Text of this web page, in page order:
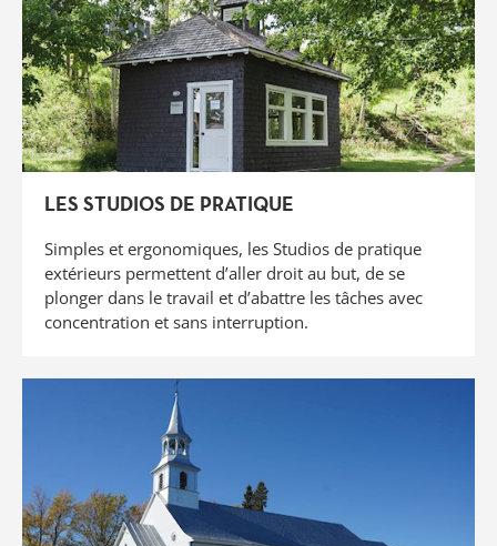
LES STUDIOS DE PRATIQUE
Simples et ergonomiques, les Studios de pratique
extérieurs permettent d’aller droit au but, de se
plonger dans le travail et d’abattre les tâches avec
concentration et sans interruption.